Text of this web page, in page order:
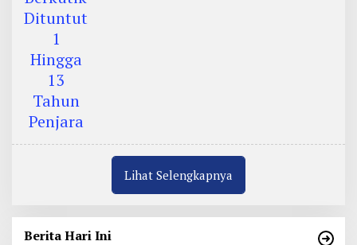
Lihat Selengkapnya
Berita Hari Ini